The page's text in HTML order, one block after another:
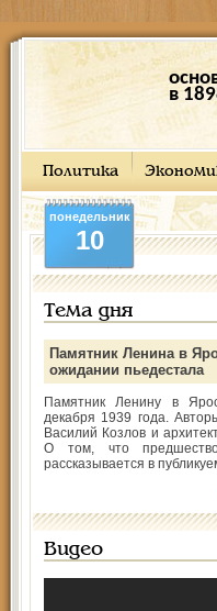
в
Политика
понедельник
10
Тема дня
Памятник Ленина в
ожидании пьедестала
Памятник Ленину в
декабря 1939 года.
Василий Козлов и
О том, что
рассказывается в
Видео